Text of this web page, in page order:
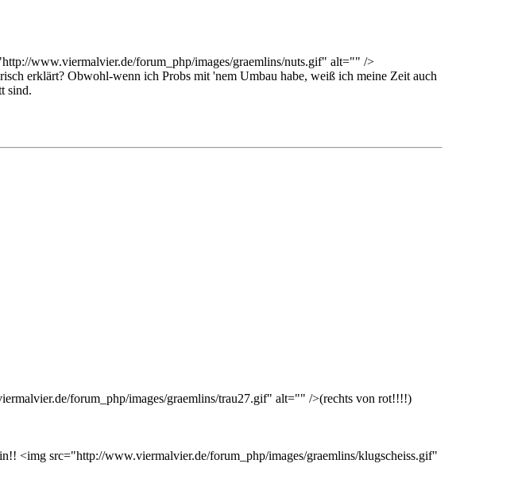
www.viermalvier.de/forum_php/images/graemlins/nuts.gif" alt="" />
erklärt? Obwohl-wenn ich Probs mit 'nem Umbau habe, weiß ich meine Zeit auch
sind.
forum_php/images/graemlins/trau27.gif" alt="" />(rechts von rot!!!!)
<img src="http://www.viermalvier.de/forum_php/images/graemlins/klugscheiss.gif"